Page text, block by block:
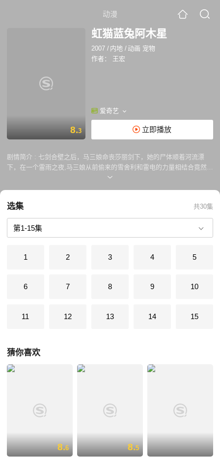
动漫
8.3
虹猫蓝兔阿木星
2007 / 内地 / 动画 宠物
作者：
王宏
爱奇艺
立即播放
剧情简介 : 七剑合壁之后，马三娘命丧莎丽剑下，她的尸体顺着河流漂
下，在一个雷雨之夜,马三娘从前偷来的雪舍利和雷电的力量相结合竟然让
她复 活了。万念俱灰的马三娘想起了十二年前被她抛弃的儿子，于是来到
额头上的第三只眼就会睁开，并发出强大的能量。马三娘得知阿木的第三
只眼是天底下最邪恶的力量，于是企图诱使阿木用第三只眼夺取风、雨、
雷、电四大神兽的内丹，进而得到麒麟,好让马三娘东山再起,称霸武林。
灾难开始步步紧逼，麒麟危在旦夕。虹猫、蓝兔双剑出鞘，雷霆出击。刀
选集 共30集
1 2 3 4 5
6 7 8 9 10
11 12 13 14 15
猜你喜欢
8.6 8.5